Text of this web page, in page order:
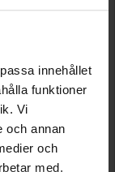
innehållet
funktioner
Vi
och annan
och
med.